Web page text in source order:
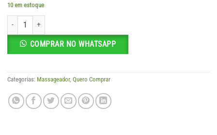
10 em estoque
Massageador Sucupira quantidade
COMPRAR NO WHATSAPP
Categorias: Massageador, Quero Comprar